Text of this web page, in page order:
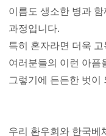
이름도 생소한 병과
과정입니다.
특히 혼자라면 더욱
여러분들의 이런 아픔
그렇기에 든든한 벗이
우리 환우회와 한국베